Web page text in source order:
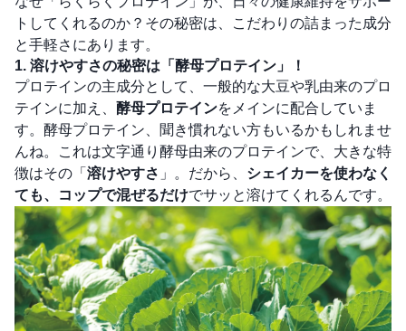
トしてくれるのか？その秘密は、こだわりの詰まった成分
と手軽さにあります。
1. 溶けやすさの秘密は「酵母プロテイン」！
プロテインの主成分として、一般的な大豆や乳由来のプロ
テインに加え、 酵母プロテインをメインに配合していま
す。酵母プロテイン、聞き慣れない方もいるかもしれませ
んね。これは文字通り酵母由来のプロテインで、大きな特
徴はその「 溶けやすさ 」。だから、 シェイカーを使わなく
ても、コップで混ぜるだけでサッと溶けてくれるんです。